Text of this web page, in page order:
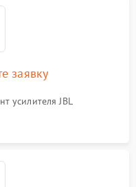
заявку
усилителя JBL